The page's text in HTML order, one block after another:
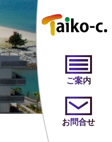
ご案内
お問合せ